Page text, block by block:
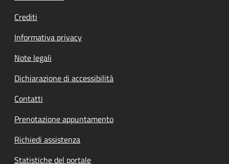
Crediti
Informativa privacy
Note legali
Dichiarazione di accessibilità
Contatti
Prenotazione appuntamento
Richiedi assistenza
Statistiche del portale